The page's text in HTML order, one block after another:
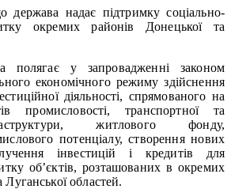
держава надає підтримку соціально-
окремих районів Донецької та
полягає у запровадженні законом
економічного режиму здійснення
діяльності, спрямованого на
промисловості, транспортної та
житлового фонду,
потенціалу, створення нових
інвестицій і кредитів для
об’єктів, розташованих в окремих
областей.